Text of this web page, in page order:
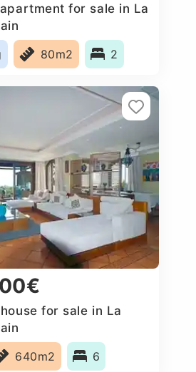
for sale in La
80m2 2
for sale in La
640m2 6